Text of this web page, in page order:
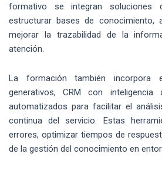
formativo se integran soluciones
estructurar bases de conocimiento,
mejorar la trazabilidad de la
atención.
La formación también incorpora
generativos, CRM con inteligencia
automatizados para facilitar el
continua del servicio. Estas
errores, optimizar tiempos de
de la gestión del conocimiento en